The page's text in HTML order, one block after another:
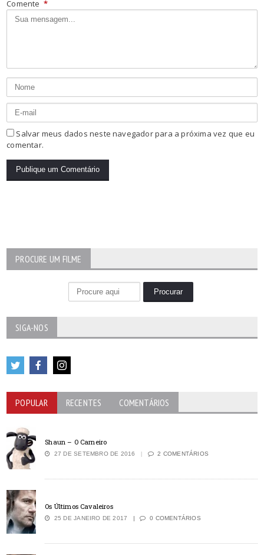
Comente *
Salvar meus dados neste navegador para a próxima vez que eu
comentar.
PROCURE UM FILME
SIGA-NOS
POPULAR RECENTES COMENTÁRIOS
Shaun – O Carneiro
27 DE SETEMBRO DE 2016 2 COMENTÁRIOS
Os Últimos Cavaleiros
25 DE JANEIRO DE 2017 0 COMENTÁRIOS